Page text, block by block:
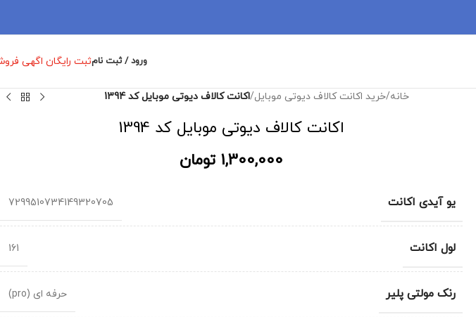
ورود / ثبت نامثبت رایگان اگهی
خانه/خرید اکانت کالاف دیوتی موبایل/اکانت کالاف دیوتی موبایل کد 1394
اکانت کالاف دیوتی موبایل کد 1394
1,300,000 تومان
یو آیدی اکانت 7299510734149320705
لول اکانت 161
رنک مولتی پلیر حرفه ای (pro)